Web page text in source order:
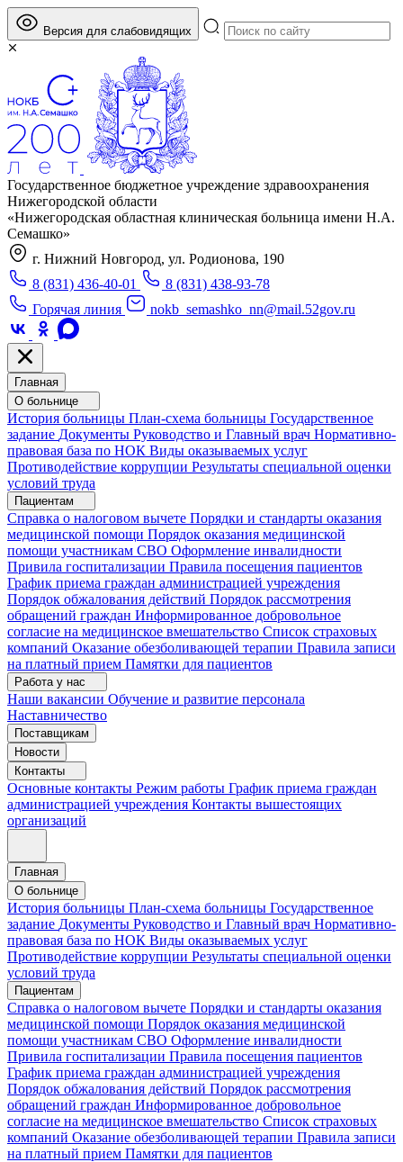
Версия для слабовидящих
Государственное бюджетное учреждение здравоохранения
Нижегородской области
«Нижегородская областная клиническая больница имени Н.А.
Семашко»
г. Нижний Новгород, ул. Родионова, 190
8 (831) 436-40-01
8 (831) 438-93-78
Горячая линия
nokb_semashko_nn@mail.52gov.ru
Главная
О больнице
История больницы План-схема больницы Государственное
задание Документы Руководство и Главный врач Нормативно-
правовая база по НОК Виды оказываемых услуг
Противодействие коррупции Результаты специальной оценки
условий труда
Пациентам
Справка о налоговом вычете Порядки и стандарты оказания
медицинской помощи Порядок оказания медицинской
помощи участникам СВО Оформление инвалидности
Привила госпитализации Правила посещения пациентов
График приема граждан администрацией учреждения
Порядок обжалования действий Порядок рассмотрения
обращений граждан Информированное добровольное
согласие на медицинское вмешательство Список страховых
компаний Оказание обезболивающей терапии Правила записи
на платный прием Памятки для пациентов
Работа у нас
Наши вакансии Обучение и развитие персонала
Наставничество
Поставщикам
Новости
Контакты
Основные контакты Режим работы График приема граждан
администрацией учреждения Контакты вышестоящих
организаций
Главная
О больнице
История больницы План-схема больницы Государственное
задание Документы Руководство и Главный врач Нормативно-
правовая база по НОК Виды оказываемых услуг
Противодействие коррупции Результаты специальной оценки
условий труда
Пациентам
Справка о налоговом вычете Порядки и стандарты оказания
медицинской помощи Порядок оказания медицинской
помощи участникам СВО Оформление инвалидности
Привила госпитализации Правила посещения пациентов
График приема граждан администрацией учреждения
Порядок обжалования действий Порядок рассмотрения
обращений граждан Информированное добровольное
согласие на медицинское вмешательство Список страховых
компаний Оказание обезболивающей терапии Правила записи
на платный прием Памятки для пациентов